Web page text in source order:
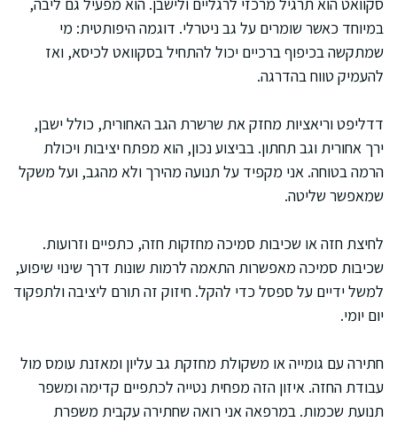
במיוחד כאשר שומרים על גב ניטרלי. דוגמה היפותטית: מי
שמתקשה בכיפוף ברכיים יכול להתחיל בסקוואט לכיסא, ואז
להעמיק טווח בהדרגה.
דדליפט וריאציות מחזק את שרשרת הגב האחורית, כולל ישבן,
ירך אחורית וגב תחתון. בביצוע נכון, הוא מפתח יציבות ויכולת
הרמה בטוחה. אני מקפיד על תנועה מהירך ולא מהגב, ועל משקל
שמאפשר שליטה.
לחיצת חזה או שכיבות סמיכה מחזקות חזה, כתפיים וזרועות.
שכיבות סמיכה מאפשרות התאמה לרמות שונות דרך שינוי שיפוע,
למשל ידיים על ספסל כדי להקל. חיזוק זה תורם ליציבה ולתפקוד
יום יומי.
חתירה עם גומייה או משקולת מחזקת גב עליון ומאזנת עומס מול
עבודת החזה. איזון הזה מפחית נטייה לכתפיים קדימה ומשפר
תנועת שכמות. במרפאה אני רואה שחתירה עקבית משפרת